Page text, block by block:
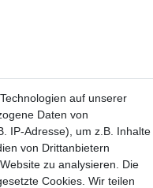
auf unserer
Daten von
IP-Adresse), um z.B. Inhalte
von Drittanbietern
zu analysieren. Die
Cookies. Wir teilen